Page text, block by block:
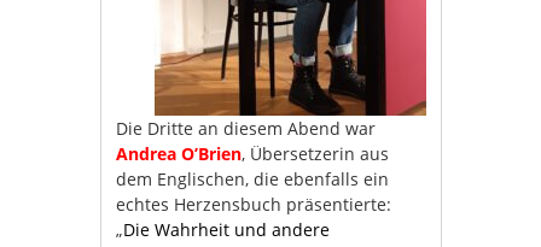
Die Dritte an diesem Abend war
Andrea O’Brien, Übersetzerin aus
dem Englischen, die ebenfalls ein
echtes Herzensbuch präsentierte:
„Die Wahrheit und andere